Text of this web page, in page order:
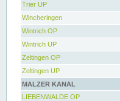
Trier UP
Wincheringen
Wintrich OP
Wintrich UP
Zeltingen OP
Zeltingen UP
MALZER KANAL
LIEBENWALDE OP